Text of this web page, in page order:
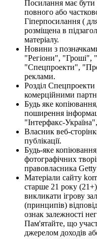
Посилання має бути
повного або
Гіперпосилання (
розміщена в
матеріалу.
Новини з
"Регіони", "Гроші",
"Спецпроекти",
реклами.
Розділ Спецпроекти
комерційними
Будь яке
поширення
"Інтерфакс-
Власник веб-
публікації.
Будь-яке
фотографічних
правовласника
Матеріали сайту
старше 21 року
викликати ігрову
(принципів)
ознак залежності
Пам'ятайте, що
джерелом доходів